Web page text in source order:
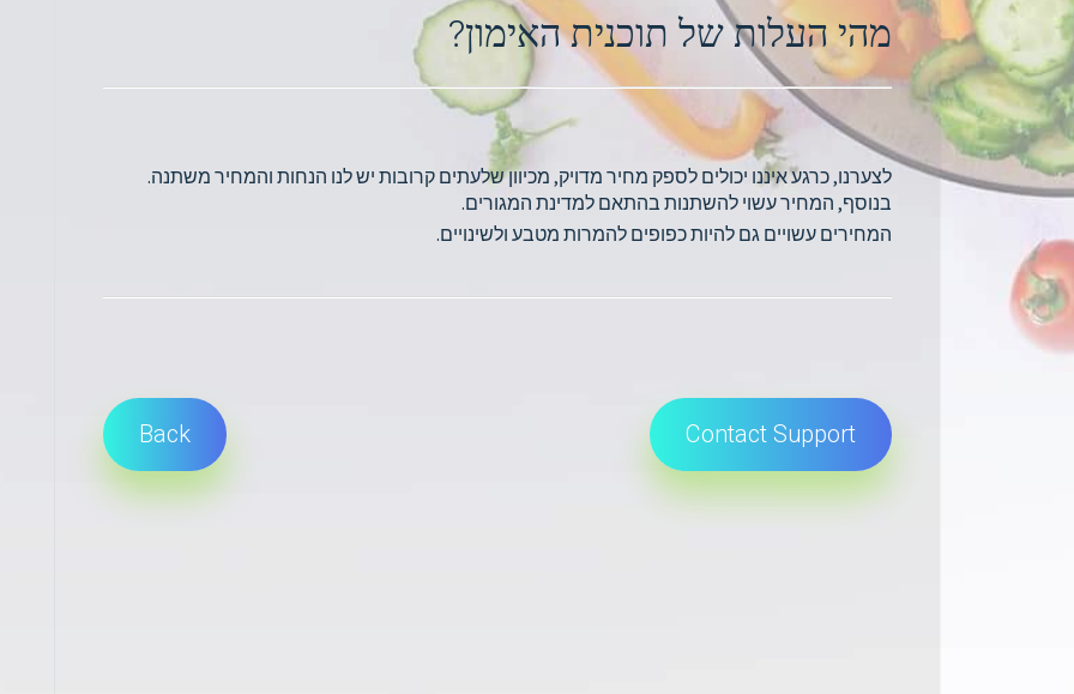
מהי העלות של תוכנית האימון?
לצערנו, כרגע איננו יכולים לספק מחיר מדויק, מכיוון שלעתים קרובות יש לנו הנחות והמחיר משתנה.
בנוסף, המחיר עשוי להשתנות בהתאם למדינת המגורים.
המחירים עשויים גם להיות כפופים להמרות מטבע ולשינויים.
Back Contact Support